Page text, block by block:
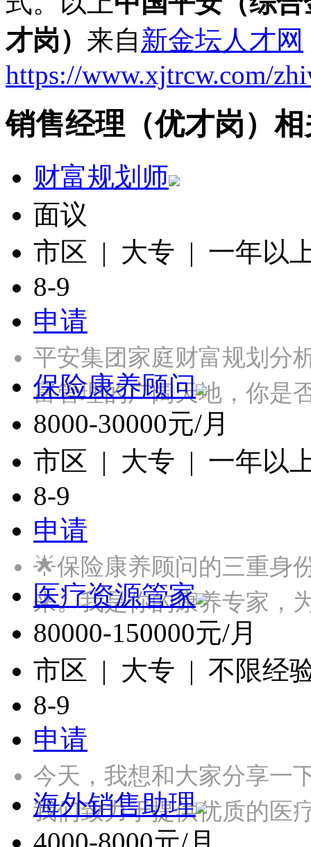
才岗） 来自新金坛人才网
https://www.xjtrcw.com/
销售经理（优才岗）
财富规划师
面议
市区 | 大专 | 一年以
8-9
申请
平安集团家庭财富规划分
富管理的广阔天地，你
保险康养顾问
8000-30000元/月
市区 | 大专 | 一年以
8-9
申请
🌟保险康养顾问的三重身
来。我是你的康养专家
医疗资源管家
80000-150000元/月
市区 | 大专 | 不限经
8-9
申请
今天，我想和大家分享一
我们致力于提供优质的
海外销售助理